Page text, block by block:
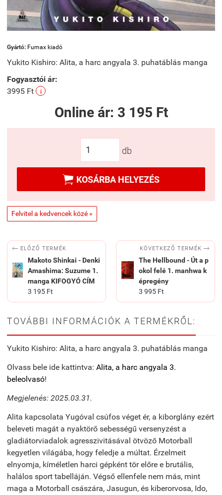
Gyártó: Fumax kiadó
Yukito Kishiro: Alita, a harc angyala 3. puhatáblás manga
Fogyasztói ár:
3995 Ft
i
Online ár: 3 195 Ft
db
 KOSÁRBA HELYEZÉS
Felvitel a kedvencek közé »
 ELŐZŐ TERMÉK
Makoto Shinkai - Denki
Amashima: Suzume 1.
manga KIFOGYÓ CÍM
3 195 Ft
KÖVETKEZŐ TERMÉK 
The Hellbound - Út a p
okol felé 1. manhwa k
épregény
3 995 Ft
TOVÁBBI INFORMÁCIÓK A TERMÉKRŐL:
Yukito Kishiro: Alita, a harc angyala 3. puhatáblás manga
Olvass bele ide kattintva: Alita, a harc angyala 3.
beleolvasó!
Megjelenés: 2025.03.31.
Alita kapcsolata Yugóval csúfos véget ér, a kiborglány ezért
beleveti magát a nyaktörő sebességű versenyzést a
gladiátorviadalok agresszivitásával ötvöző Motorball
kegyetlen világába, hogy feledje a múltat. Érzelmeit
elnyomja, kíméletlen harci gépként tör előre e brutális,
halálos sport tabelláján. Végső ellenfele nem más, mint
maga a Motorball császára, Jasugun, és kiberorvosa, Ido,